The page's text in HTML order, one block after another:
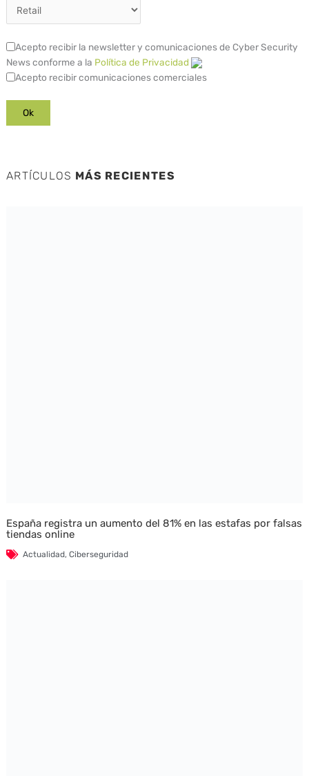
Acepto recibir la newsletter y comunicaciones de Cyber Security
News conforme a la Política de Privacidad
Acepto recibir comunicaciones comerciales
ARTÍCULOS MÁS RECIENTES
España registra un aumento del 81% en las estafas por falsas
tiendas online
Actualidad, Ciberseguridad